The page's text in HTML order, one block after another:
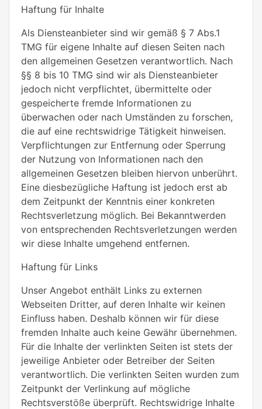
Haftung für Inhalte
Als Diensteanbieter sind wir gemäß § 7 Abs.1
TMG für eigene Inhalte auf diesen Seiten nach
den allgemeinen Gesetzen verantwortlich. Nach
§§ 8 bis 10 TMG sind wir als Diensteanbieter
jedoch nicht verpflichtet, übermittelte oder
gespeicherte fremde Informationen zu
überwachen oder nach Umständen zu forschen,
die auf eine rechtswidrige Tätigkeit hinweisen.
Verpflichtungen zur Entfernung oder Sperrung
der Nutzung von Informationen nach den
allgemeinen Gesetzen bleiben hiervon unberührt.
Eine diesbezügliche Haftung ist jedoch erst ab
dem Zeitpunkt der Kenntnis einer konkreten
Rechtsverletzung möglich. Bei Bekanntwerden
von entsprechenden Rechtsverletzungen werden
wir diese Inhalte umgehend entfernen.
Haftung für Links
Unser Angebot enthält Links zu externen
Webseiten Dritter, auf deren Inhalte wir keinen
Einfluss haben. Deshalb können wir für diese
fremden Inhalte auch keine Gewähr übernehmen.
Für die Inhalte der verlinkten Seiten ist stets der
jeweilige Anbieter oder Betreiber der Seiten
verantwortlich. Die verlinkten Seiten wurden zum
Zeitpunkt der Verlinkung auf mögliche
Rechtsverstöße überprüft. Rechtswidrige Inhalte